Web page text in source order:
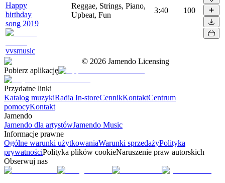
Happy
birthday
song 2019
vvsmusic
Reggae, Strings, Piano,
Upbeat, Fun
3:40 100
© 2026 Jamendo Licensing
Pobierz aplikację
Przydatne linki
Katalog muzykiRadia In-storeCennikKontaktCentrum
pomocyKontakt
Jamendo
Jamendo dla artystówJamendo Music
Informacje prawne
Ogólne warunki użytkowaniaWarunki sprzedażyPolityka
prywatnościPolityka plików cookieNaruszenie praw autorskich
Obserwuj nas